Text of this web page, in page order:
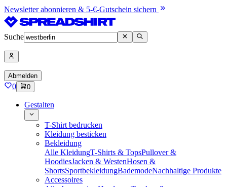
Newsletter abonnieren & 5-€-Gutschein sichern
Suche
Abmelden
0 0
Gestalten
T-Shirt bedrucken
Kleidung besticken
Bekleidung
Alle KleidungT-Shirts & TopsPullover &
HoodiesJacken & WestenHosen &
ShortsSportbekleidungBademodeNachhaltige Produkte
Accessoires